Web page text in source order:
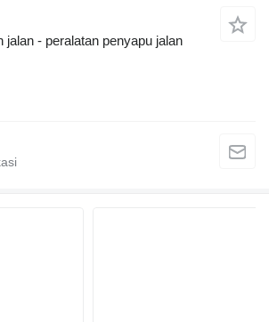
jalan - peralatan penyapu jalan